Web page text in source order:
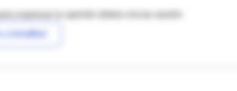
expresar tu opinión debes iniciar sesión
a IntraMed